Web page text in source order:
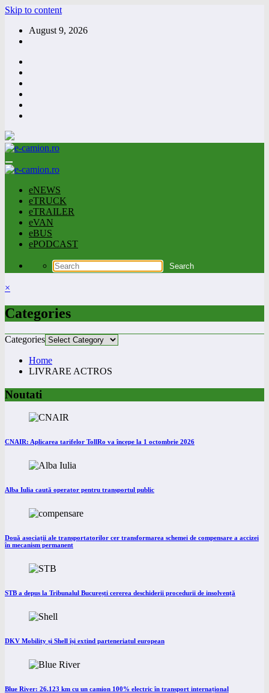
Skip to content
August 9, 2026
eNEWS
eTRUCK
eTRAILER
eVAN
eBUS
ePODCAST
×
Categories
Categories
Home
LIVRARE ACTROS
Noutati
CNAIR: Aplicarea tarifelor TollRo va începe la 1 octombrie 2026
Alba Iulia caută operator pentru transportul public
Două asociații ale transportatorilor cer transformarea schemei de compensare a accizei
în mecanism permanent
STB a depus la Tribunalul București cererea deschiderii procedurii de insolvență
DKV Mobility și Shell își extind parteneriatul european
Blue River: 26.123 km cu un camion 100% electric în transport internațional